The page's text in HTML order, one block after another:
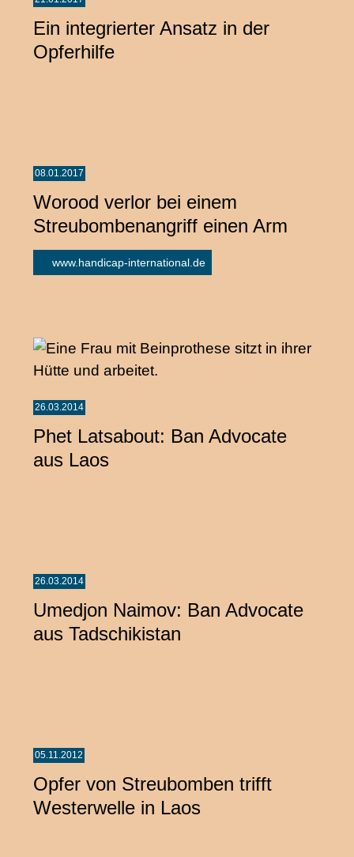
Ein integrierter Ansatz in der
Opferhilfe
08.01.2017
Worood verlor bei einem
Streubombenangriff einen Arm
www.handicap-international.de
26.03.2014
Phet Latsabout: Ban Advocate
aus Laos
26.03.2014
Umedjon Naimov: Ban Advocate
aus Tadschikistan
05.11.2012
Opfer von Streubomben trifft
Westerwelle in Laos